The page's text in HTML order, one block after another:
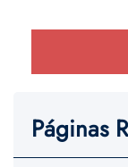
Páginas